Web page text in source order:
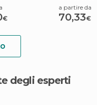
€
a partire da
70,33€
degli esperti